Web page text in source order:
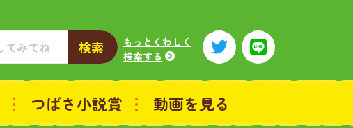
検索
もっとくわしく
検索する
つばさ小説賞 動画を見る